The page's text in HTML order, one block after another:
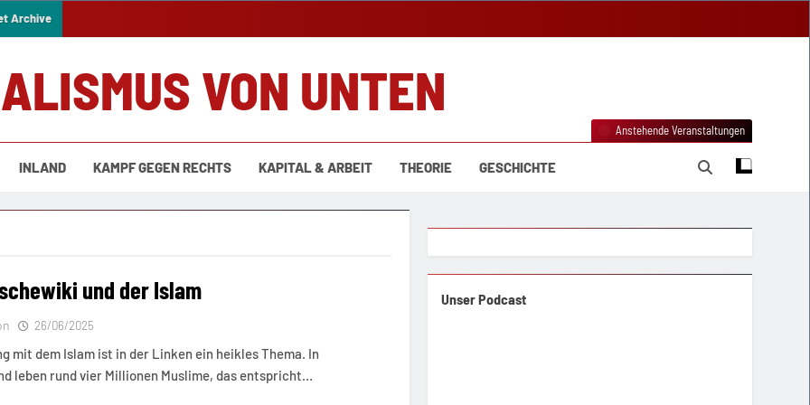
Archive
VON UNTEN
INLAND KAMPF GEGEN RECHTS KAPITAL & ARBEIT THEORIE GESCHICHTE
Anstehende Veranstaltungen
und der Islam
26/06/2025
mit dem Islam ist in der Linken ein heikles Thema. In
leben rund vier Millionen Muslime, das entspricht…
Unser Podcast